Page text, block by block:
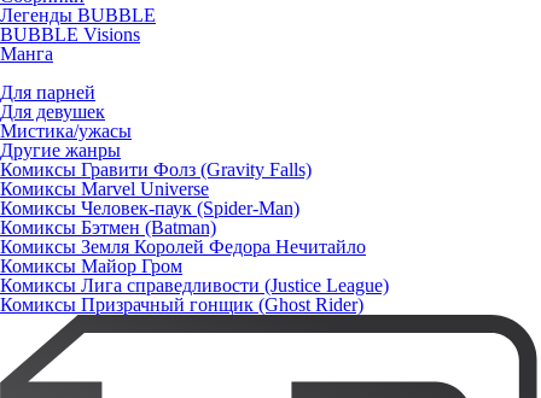
Легенды BUBBLE
BUBBLE Visions
Манга
Для парней
Для девушек
Мистика/ужасы
Другие жанры
Комиксы Гравити Фолз (Gravity Falls)
Комиксы Marvel Universe
Комиксы Человек-паук (Spider-Man)
Комиксы Бэтмен (Batman)
Комиксы Земля Королей Федора Нечитайло
Комиксы Майор Гром
Комиксы Лига справедливости (Justice League)
Комиксы Призрачный гонщик (Ghost Rider)